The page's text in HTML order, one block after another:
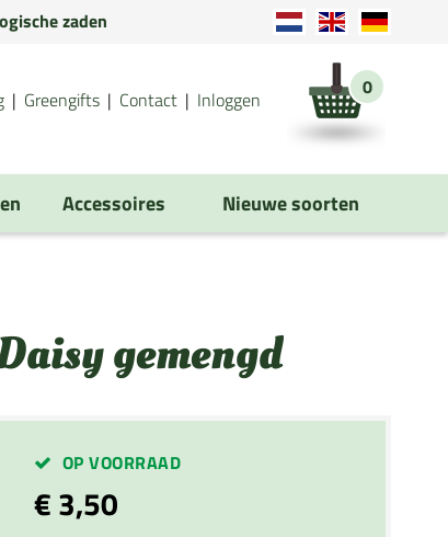
zaden
Greengifts Contact Inloggen 0
Accessoires Nieuwe soorten
gemengd
OP VOORRAAD
€ 3,50